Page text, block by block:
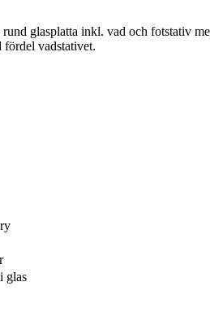
glasplatta inkl. vad och fotstativ
fördel vadstativet.
glas